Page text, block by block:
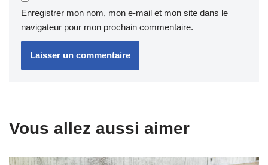
Enregistrer mon nom, mon e-mail et mon site dans le
navigateur pour mon prochain commentaire.
Vous allez aussi aimer